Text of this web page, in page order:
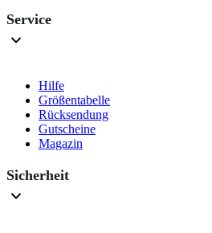
Service
Hilfe
Größentabelle
Rücksendung
Gutscheine
Magazin
Sicherheit